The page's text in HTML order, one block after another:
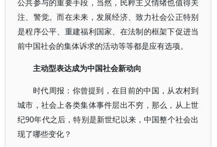
公共参与的重要手段，当然，民粹主义情绪也值得关
注、警觉。而在未来，发展经济、致力社会公正特别
是程序公平、重建福利国家、在法制的框架下促进当
前中国社会的集体诉求的活动等等都是应有选项。
主动型表达成为中国社会新动向
时代周报：你曾提到，在目前的中国，从农村到
城市，社会上各类集体事件层出不穷，那么，从上世
纪90年代之后，特别是新世纪以来，中国整个社会出
现了哪些变化？